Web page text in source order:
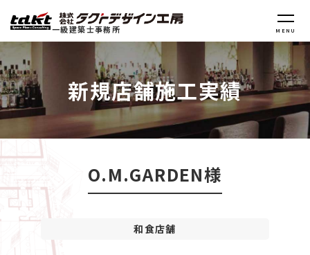
一級建築士事務所 MENU
新規店舗施工実績
O.M.GARDEN様
和食店舗